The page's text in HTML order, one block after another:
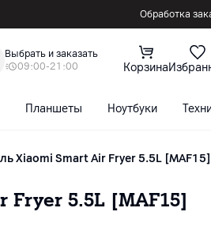
Обработка
Выбрать и заказать
09:00-21:00
Корзина
Планшеты Ноутбуки
Xiaomi Smart Air Fryer 5.5L [MAF15]
Fryer 5.5L [MAF15]